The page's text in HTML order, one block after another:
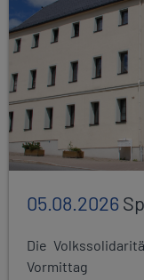
05.08.2026
Die
Vormittag